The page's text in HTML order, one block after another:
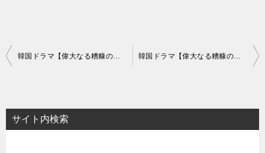
投
ビ
ゲ
韓国ドラマ【偉大なる糟糠の妻】 のあらすじ全話一覧-最終回まで＆放送情報 韓国ドラマ【偉大なる糟糠の妻】のあらすじ1話～3話と感想-再会してしまった三人
サイト内検索